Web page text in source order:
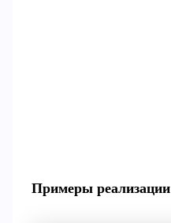
Примеры реализации